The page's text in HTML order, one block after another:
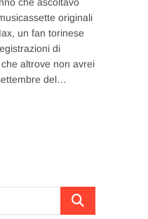
originali
un fan torinese
di
altrove non avrei
del…
Cerca